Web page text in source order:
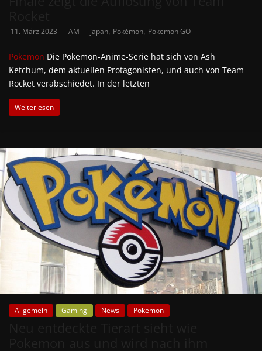
11. März 2023 AM japan, Pokémon, Pokemon GO
Pokemon Die Pokemon-Anime-Serie hat sich von Ash
Ketchum, dem aktuellen Protagonisten, und auch von Team
Rocket verabschiedet. In der letzten
Weiterlesen
Allgemein Gaming News Pokemon